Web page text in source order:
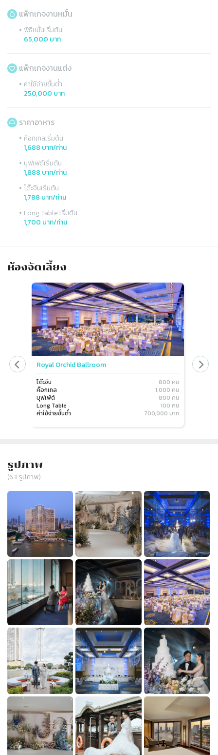
แพ็กเกจงานหมั้น
• พิธีหมั้นเริ่มต้น
65,000 บาท
แพ็กเกจงานแต่ง
• ค่าใช้จ่ายขั้นต่ำ
250,000 บาท
ราคาอาหาร
• ค็อกเทลเริ่มต้น
1,688 บาท/ท่าน
• บุฟเฟต์เริ่มต้น
1,888 บาท/ท่าน
• โต๊ะจีนเริ่มต้น
1,788 บาท/ท่าน
• Long Table เริ่มต้น
1,700 บาท/ท่าน
ห้องจัดเลี้ยง
Slide 1 of 4
Royal Orchid Ballroom
โต๊ะจีน
800 คน
ค๊อกเทล
1,000 คน
บุฟเฟ่ต์
800 คน
Long Table
100 คน
ค่าใช้จ่ายขั้นต่ำ
700,000 บาท
รูปภาพ
(63 รูปภาพ)